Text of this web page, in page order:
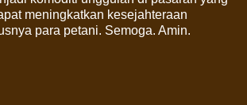
meningkatkan kesejahteraan
para petani. Semoga. Amin.